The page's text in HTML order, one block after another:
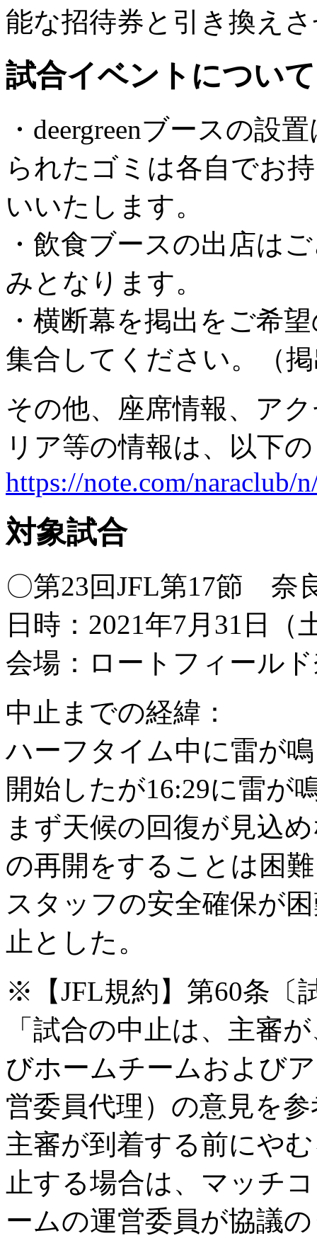
能な招待券と引き換え
試合イベントについて
・deergreenブースの設
られたゴミは各自でお
いいたします。
・飲食ブースの出店は
みとなります。
・横断幕を掲出をご希
集合してください。（
その他、座席情報、ア
リア等の情報は、以下
https://note.com/naraclub/
対象試合
〇第23回JFL第17節 奈
日時：2021年7月31日（
会場：ロートフィール
中止までの経緯：
ハーフタイム中に雷が
開始したが16:29に雷が
まず天候の回復が見込
の再開をすることは困
スタッフの安全確保が
止とした。
※【JFL規約】第60条〔
「試合の中止は、主審
びホームチームおよび
営委員代理）の意見を
主審が到着する前にや
止する場合は、マッチ
ームの運営委員が協議